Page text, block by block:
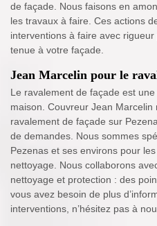
de façade. Nous faisons en
les travaux à faire. Ces actions
interventions à faire avec
tenue à votre façade.
Jean Marcelin pour le
Le ravalement de façade est
maison. Couvreur Jean
ravalement de façade sur
de demandes. Nous sommes
Pezenas et ses environs pour
nettoyage. Nous collaborons
nettoyage et protection : des
vous avez besoin de plus
interventions, n’hésitez pas à